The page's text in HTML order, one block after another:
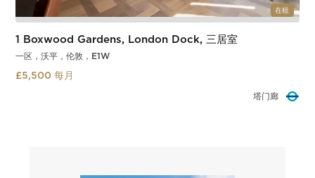
在租
1 Boxwood Gardens, London Dock, 三居室
一区，沃平，伦敦，E1W
£5,500 每月
塔门廊